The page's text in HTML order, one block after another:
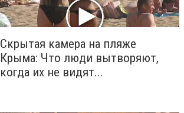
Скрытая камера на пляже
Крыма: Что люди вытворяют,
когда их не видят...